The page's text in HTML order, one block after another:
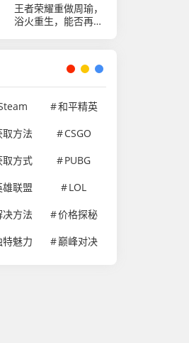
王者荣耀重做周瑜，
浴火重生，能否再展
和平精英
取方法
CSGO
取方式
PUBG
雄联盟
LOL
决方法
价格探秘
特魅力 巅峰对决